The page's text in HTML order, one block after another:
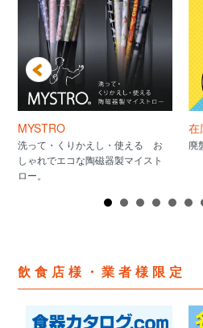
MYSTRO
洗って・くりかえし・使える お
しゃれでエコな陶磁器製マイスト
ロー。
在
廃
飲食店様・業者様限定